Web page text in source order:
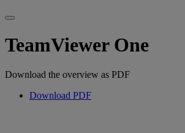
TeamViewer One
Download the overview as PDF
Download PDF